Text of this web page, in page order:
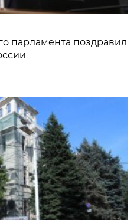
парламента поздравил